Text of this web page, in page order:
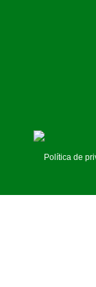
Política de